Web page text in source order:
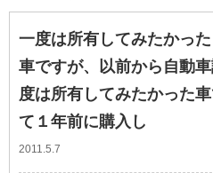
一度は所有してみたかっ
車ですが、以前から自動
度は所有してみたかった
て１年前に購入し
2011.5.7